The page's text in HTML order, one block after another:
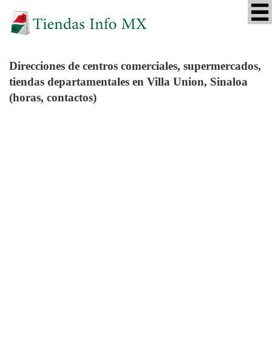
Direcciones de centros comerciales, supermercados,
tiendas departamentales en Villa Union, Sinaloa
(horas, contactos)